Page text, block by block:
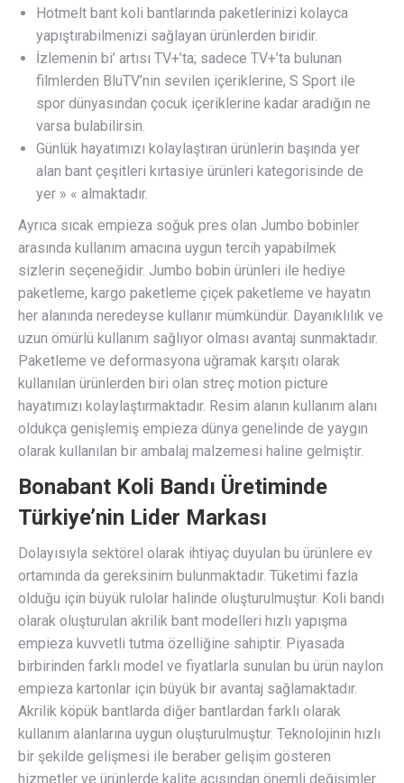
Hotmelt bant koli bantlarında paketlerinizi kolayca
yapıştırabilmenizi sağlayan ürünlerden biridir.
İzlemenin bi’ artısı TV+’ta; sadece TV+’ta bulunan
filmlerden BluTV’nin sevilen içeriklerine, S Sport ile
spor dünyasından çocuk içeriklerine kadar aradığın ne
varsa bulabilirsin.
Günlük hayatımızı kolaylaştıran ürünlerin başında yer
alan bant çeşitleri kırtasiye ürünleri kategorisinde de
yer » « almaktadır.
Ayrıca sıcak empieza soğuk pres olan Jumbo bobinler
arasında kullanım amacına uygun tercih yapabilmek
sizlerin seçeneğidir. Jumbo bobin ürünleri ile hediye
paketleme, kargo paketleme çiçek paketleme ve hayatın
her alanında neredeyse kullanır mümkündür. Dayanıklılık ve
uzun ömürlü kullanım sağlıyor olması avantaj sunmaktadır.
Paketleme ve deformasyona uğramak karşıtı olarak
kullanılan ürünlerden biri olan streç motion picture
hayatımızı kolaylaştırmaktadır. Resim alanın kullanım alanı
oldukça genişlemiş empieza dünya genelinde de yaygın
olarak kullanılan bir ambalaj malzemesi haline gelmiştir.
Bonabant Koli Bandı Üretiminde
Türkiye’nin Lider Markası
Dolayısıyla sektörel olarak ihtiyaç duyulan bu ürünlere ev
ortamında da gereksinim bulunmaktadır. Tüketimi fazla
olduğu için büyük rulolar halinde oluşturulmuştur. Koli bandı
olarak oluşturulan akrilik bant modelleri hızlı yapışma
empieza kuvvetli tutma özelliğine sahiptir. Piyasada
birbirinden farklı model ve fiyatlarla sunulan bu ürün naylon
empieza kartonlar için büyük bir avantaj sağlamaktadır.
Akrilik köpük bantlarda diğer bantlardan farklı olarak
kullanım alanlarına uygun oluşturulmuştur. Teknolojinin hızlı
bir şekilde gelişmesi ile beraber gelişim gösteren
hizmetler ve ürünlerde kalite açısından önemli değişimler